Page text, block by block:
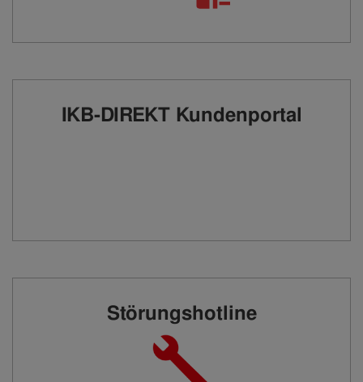
IKB-DIREKT Kundenportal
Störungshotline